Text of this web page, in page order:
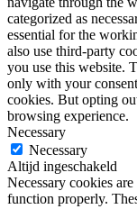
categorized as
essential for the
also use third-party
you use this website.
only with your
cookies. But opting
browsing experience.
Necessary
Necessary
Altijd ingeschakeld
Necessary cookies
function properly.